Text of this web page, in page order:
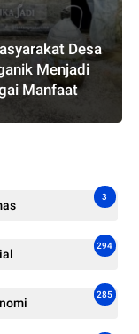
Desa
Menjadi
Manfaat
3
294
285